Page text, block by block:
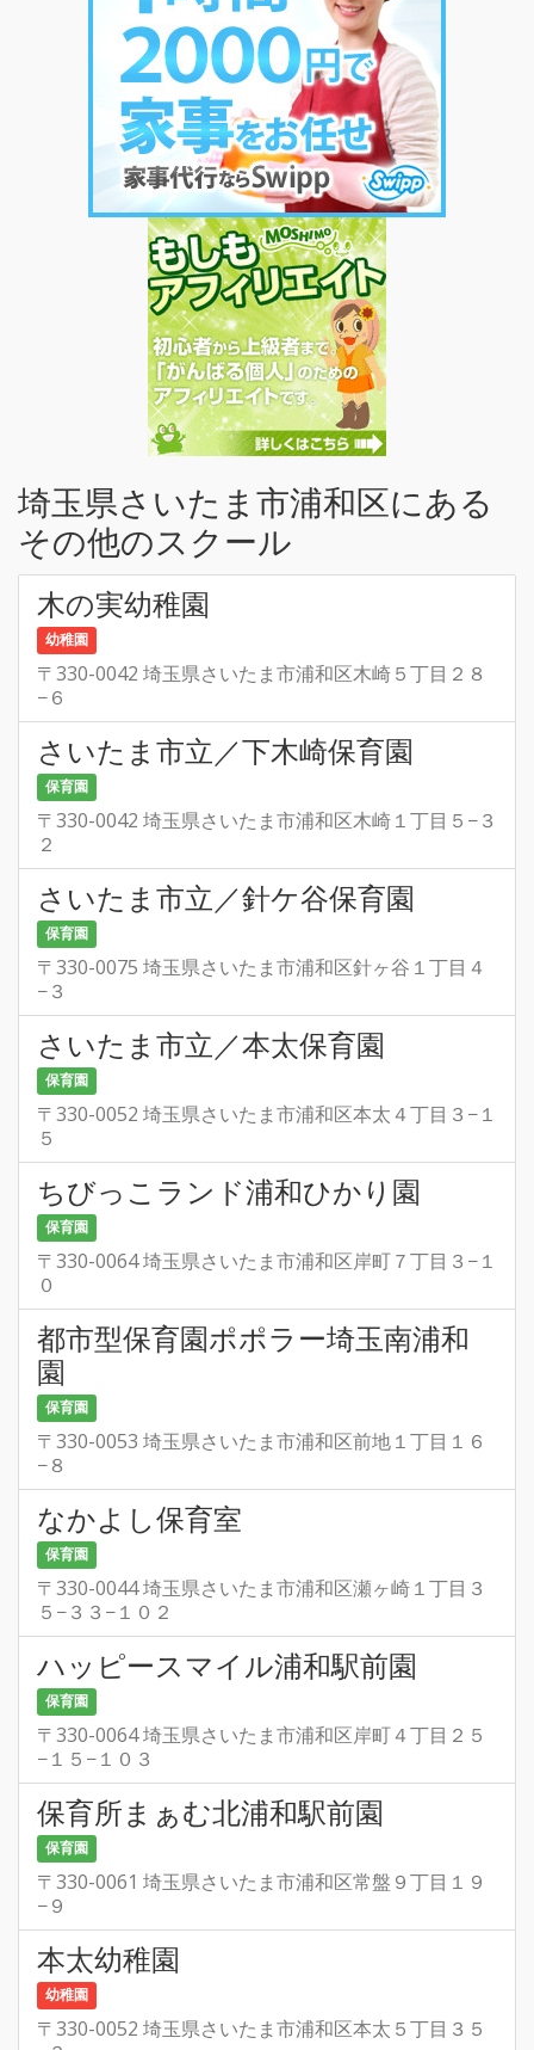
埼玉県さいたま市浦和区にある
その他のスクール
木の実幼稚園
幼稚園
〒330-0042 埼玉県さいたま市浦和区木崎５丁目２８
−６
さいたま市立／下木崎保育園
保育園
〒330-0042 埼玉県さいたま市浦和区木崎１丁目５−３
２
さいたま市立／針ケ谷保育園
保育園
〒330-0075 埼玉県さいたま市浦和区針ヶ谷１丁目４
−３
さいたま市立／本太保育園
保育園
〒330-0052 埼玉県さいたま市浦和区本太４丁目３−１
５
ちびっこランド浦和ひかり園
保育園
〒330-0064 埼玉県さいたま市浦和区岸町７丁目３−１
０
都市型保育園ポポラー埼玉南浦和
園
保育園
〒330-0053 埼玉県さいたま市浦和区前地１丁目１６
−８
なかよし保育室
保育園
〒330-0044 埼玉県さいたま市浦和区瀬ヶ崎１丁目３
５−３３−１０２
ハッピースマイル浦和駅前園
保育園
〒330-0064 埼玉県さいたま市浦和区岸町４丁目２５
−１５−１０３
保育所まぁむ北浦和駅前園
保育園
〒330-0061 埼玉県さいたま市浦和区常盤９丁目１９
−９
本太幼稚園
幼稚園
〒330-0052 埼玉県さいたま市浦和区本太５丁目３５